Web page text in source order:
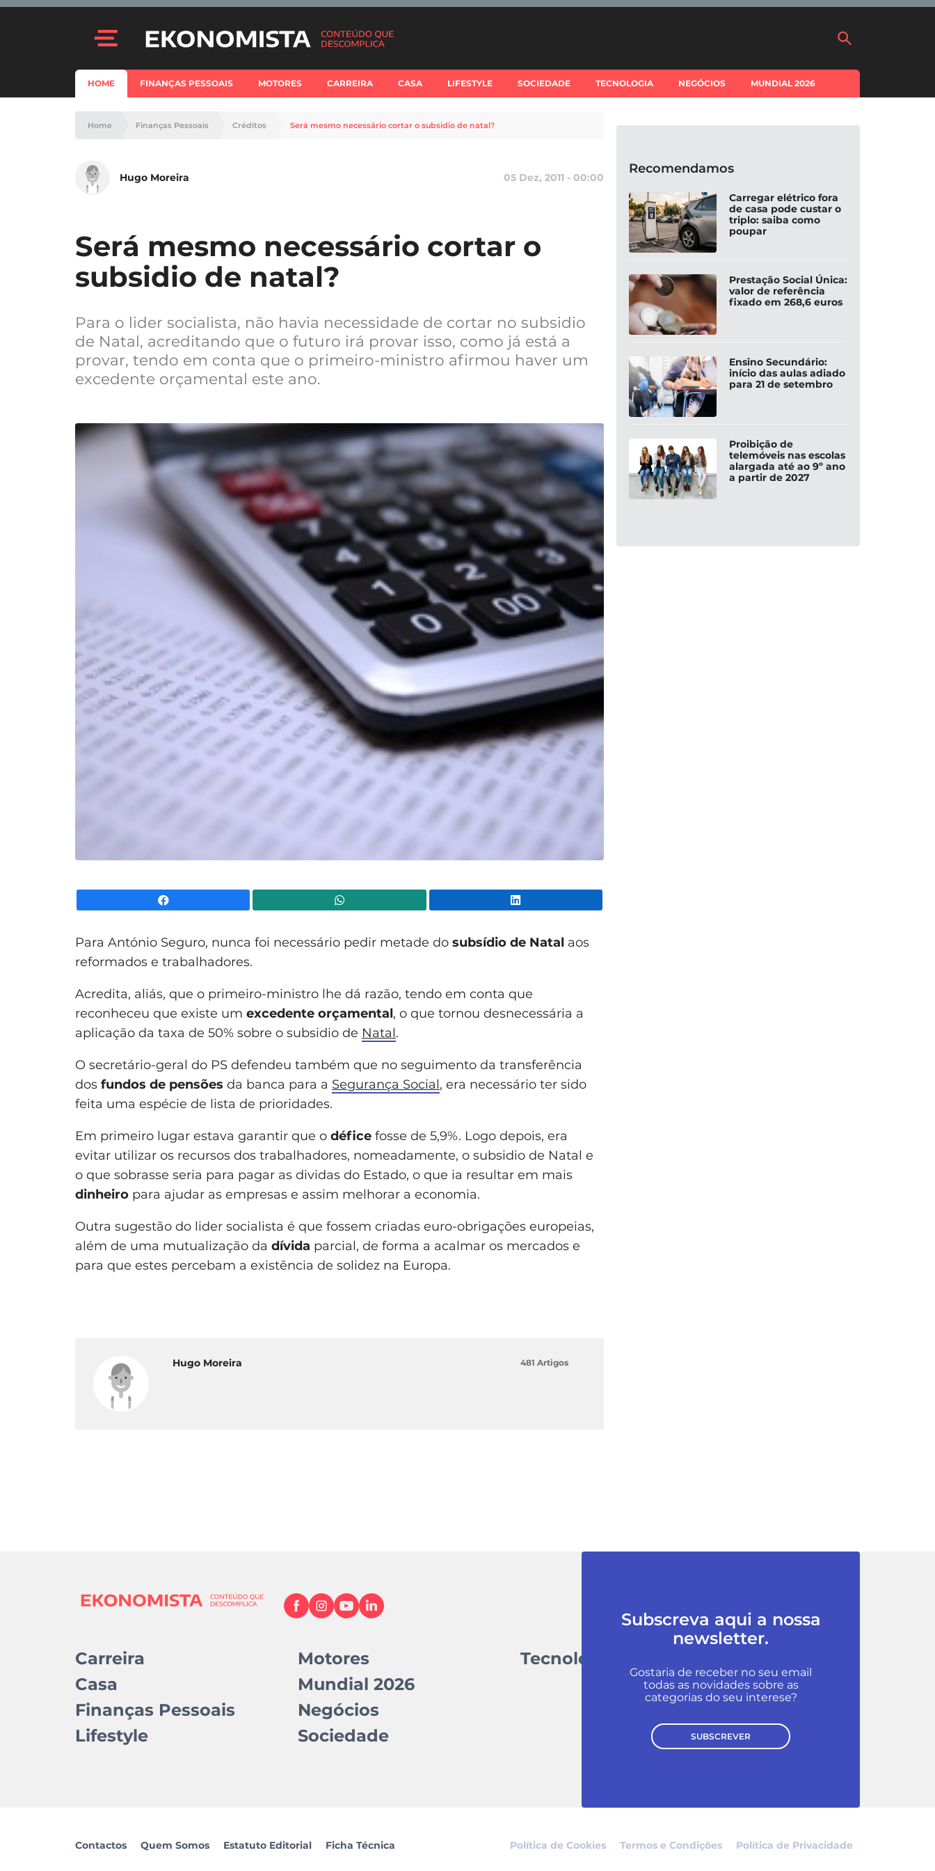
HOME FINANÇAS PESSOAIS MOTORES CARREIRA CASA LIFESTYLE SOCIEDADE TECNOLOGIA NEGÓCIOS MUNDIAL 2026
Home Finanças Pessoais Créditos Será mesmo necessário cortar o subsidio de natal?
Hugo Moreira 05 Dez, 2011 - 00:00
Será mesmo necessário cortar o
subsidio de natal?
Para o lider socialista, não havia necessidade de cortar no subsidio
de Natal, acreditando que o futuro irá provar isso, como já está a
provar, tendo em conta que o primeiro-ministro afirmou haver um
excedente orçamental este ano.
Para António Seguro, nunca foi necessário pedir metade do subsídio de Natal aos
reformados e trabalhadores.
Acredita, aliás, que o primeiro-ministro lhe dá razão, tendo em conta que
reconheceu que existe um excedente orçamental, o que tornou desnecessária a
aplicação da taxa de 50% sobre o subsidio de Natal.
O secretário-geral do PS defendeu também que no seguimento da transferência
dos fundos de pensões da banca para a Segurança Social, era necessário ter sido
feita uma espécie de lista de prioridades.
Em primeiro lugar estava garantir que o défice fosse de 5,9%. Logo depois, era
evitar utilizar os recursos dos trabalhadores, nomeadamente, o subsidio de Natal e
o que sobrasse seria para pagar as dividas do Estado, o que ia resultar em mais
dinheiro para ajudar as empresas e assim melhorar a economia.
Outra sugestão do lider socialista é que fossem criadas euro-obrigações europeias,
além de uma mutualização da dívida parcial, de forma a acalmar os mercados e
para que estes percebam a existência de solidez na Europa.
Hugo Moreira 481 Artigos
Recomendamos
Carregar elétrico fora
de casa pode custar o
triplo: saiba como
poupar
Prestação Social Única:
valor de referência
fixado em 268,6 euros
Ensino Secundário:
início das aulas adiado
para 21 de setembro
Proibição de
telemóveis nas escolas
alargada até ao 9º ano
a partir de 2027
Carreira
Casa
Finanças Pessoais
Lifestyle
Motores
Mundial 2026
Negócios
Sociedade
Tecnologia
Subscreva aqui a nossa
newsletter.
Gostaria de receber no seu email
todas as novidades sobre as
categorias do seu interese?
SUBSCREVER
Contactos Quem Somos Estatuto Editorial Ficha Técnica Política de Cookies Termos e Condições Política de Privacidade